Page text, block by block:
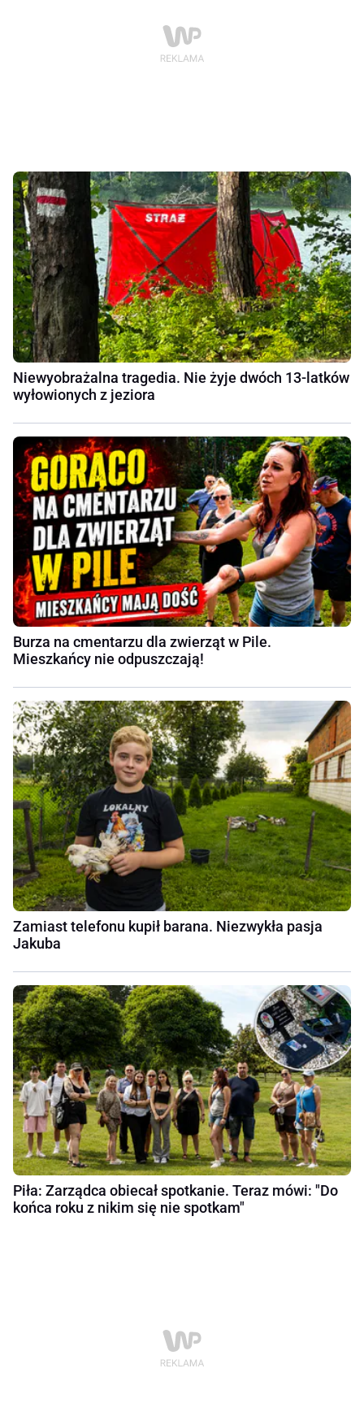
Niewyobrażalna tragedia. Nie żyje dwóch 13-latków
wyłowionych z jeziora
Burza na cmentarzu dla zwierząt w Pile.
Mieszkańcy nie odpuszczają!
Zamiast telefonu kupił barana. Niezwykła pasja
Jakuba
Piła: Zarządca obiecał spotkanie. Teraz mówi: "Do
końca roku z nikim się nie spotkam"